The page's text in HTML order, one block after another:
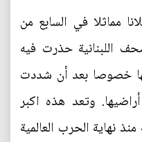
مماثلا في السابع من
اللبنانية حذرت فيه
خصوصا بعد أن شددت
أراضيها. وتعد هذه اكبر
نهاية الحرب العالمية